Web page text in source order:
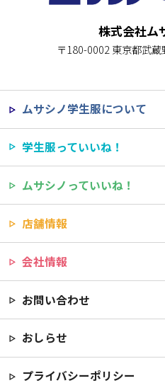
株式会社ム
〒180-0002 東京都武
ムサシノ学生服について
学生服っていいね！
ムサシノっていいね！
店舗情報
会社情報
お問い合わせ
おしらせ
プライバシーポリシー